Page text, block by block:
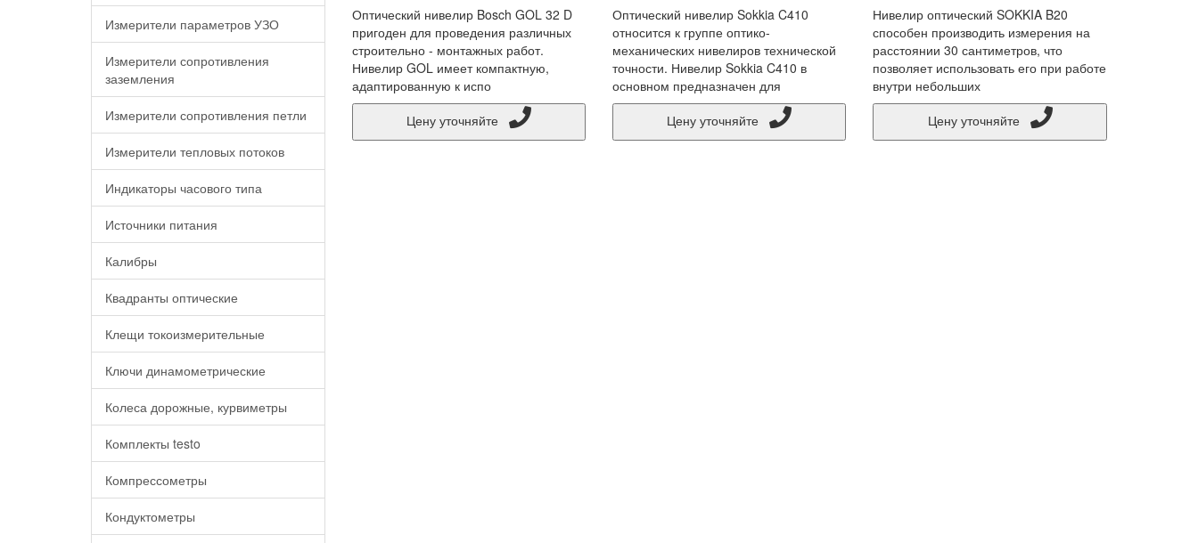
Измерители параметров УЗО
Измерители сопротивления
заземления
Измерители сопротивления петли
Измерители тепловых потоков
Индикаторы часового типа
Источники питания
Калибры
Квадранты оптические
Клещи токоизмерительные
Ключи динамометрические
Колеса дорожные, курвиметры
Комплекты testo
Компрессометры
Кондуктометры
Оптический нивелир Bosch GOL 32 D
пригоден для проведения различных
строительно - монтажных работ.
Нивелир GOL имеет компактную,
адаптированную к испо
Оптический нивелир Sokkia C410
относится к группе оптико-
механических нивелиров технической
точности. Нивелир Sokkia C410 в
основном предназначен для
Цену уточняйте
Нивелир оптический SOKKIA B20
способен производить измерения на
расстоянии 30 сантиметров, что
позволяет использовать его при работе
внутри небольших